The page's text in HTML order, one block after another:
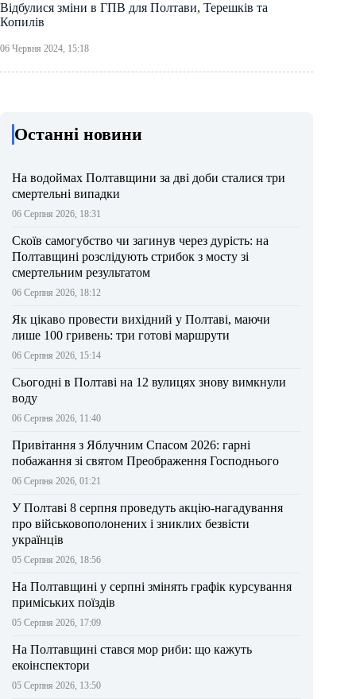
Відбулися зміни в ГПВ для Полтави, Терешків та
Копилів
06 Червня 2024, 15:18
Останні новини
На водоймах Полтавщини за дві доби сталися три
смертельні випадки
06 Серпня 2026, 18:31
Скоїв самогубство чи загинув через дурість: на
Полтавщині розслідують стрибок з мосту зі
смертельним результатом
06 Серпня 2026, 18:12
Як цікаво провести вихідний у Полтаві, маючи
лише 100 гривень: три готові маршрути
06 Серпня 2026, 15:14
Сьогодні в Полтаві на 12 вулицях знову вимкнули
воду
06 Серпня 2026, 11:40
Привітання з Яблучним Спасом 2026: гарні
побажання зі святом Преображення Господнього
06 Серпня 2026, 01:21
У Полтаві 8 серпня проведуть акцію-нагадування
про військовополонених і зниклих безвісти
українців
05 Серпня 2026, 18:56
На Полтавщині у серпні змінять графік курсування
приміських поїздів
05 Серпня 2026, 17:09
На Полтавщині стався мор риби: що кажуть
екоінспектори
05 Серпня 2026, 13:50